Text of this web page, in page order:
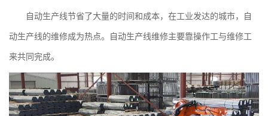
自动生产线节省了大量的时间和成本，在工业发达的城市，自
动生产线的维修成为热点。自动生产线维修主要靠操作工与维修工
来共同完成。